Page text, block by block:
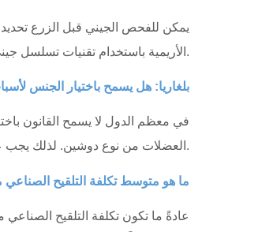
الأريمية باستخدام تقنيات تسلسل جيني متقدمة. وعلى الرغم من دقة تحديد الجنس، فإن نجاح العلاج يعتمد أيضاً على عمر المريضة وجودة الأجنة وحالة بطانة الرحم.
بلغاريا: هل يسمح باختيار الجنس
في معظم الدول لا يسمح القانون
العضلات من نوع دوشين. لذلك يجب على المرضى التحقق من قوانين الدولة المختارة والتأكد من أن الإجراء مسموح به فقط لأسباب طبية.
ما هو متوسط تكلفة التلقيح الصناعي
عادةً ما تكون تكلفة التلقيح